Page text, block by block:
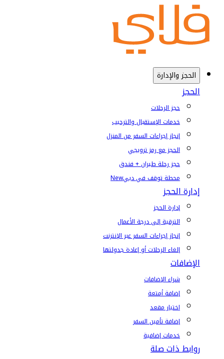
الحجز والإدارة
الحجز
حجز الرحلات
خدمات الإستقبال والترحيب
إنجاز إجراءات السفر من المنزل
الحجز مع رمز ترويجي
حجز رحلة طيران + فندق
محطة توقف في دبيNew
إدارة الحجز
إدارة الحجز
الترقية إلى درجة الأعمال
إنجاز إجراءات السفر عبر الإنترنت
إلغاء الرحلات أو إعادة جدولتها
الإضافات
شراء الإضافات
إضافة أمتعة
اختيار مقعد
إضافة تأمين السفر
خدمات إضافية
روابط ذات صلة